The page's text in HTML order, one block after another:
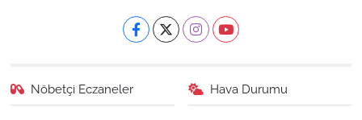
Nöbetçi Eczaneler Hava Durumu